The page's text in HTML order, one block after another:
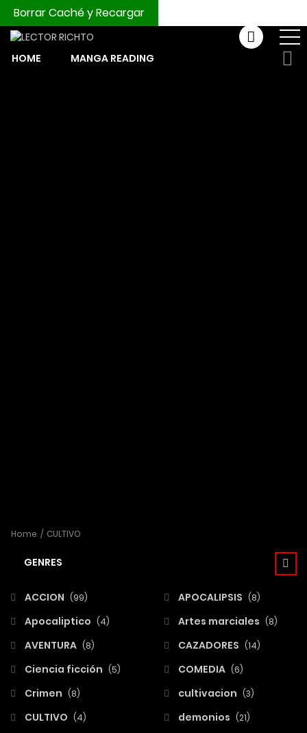
Borrar Caché y Recargar
HOME
MANGA READING
Home CULTIVO
GENRES
ACCION (99) APOCALIPSIS (8)
Apocaliptico (4) Artes marciales (8)
AVENTURA (8) CAZADORES (14)
Ciencia ficción (5) COMEDIA (6)
Crimen (8) cultivacion (3)
CULTIVO (4) demonios (21)